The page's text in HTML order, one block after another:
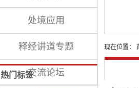
处境应用
释经讲道专题
交流论坛
热门标签
现在位置：